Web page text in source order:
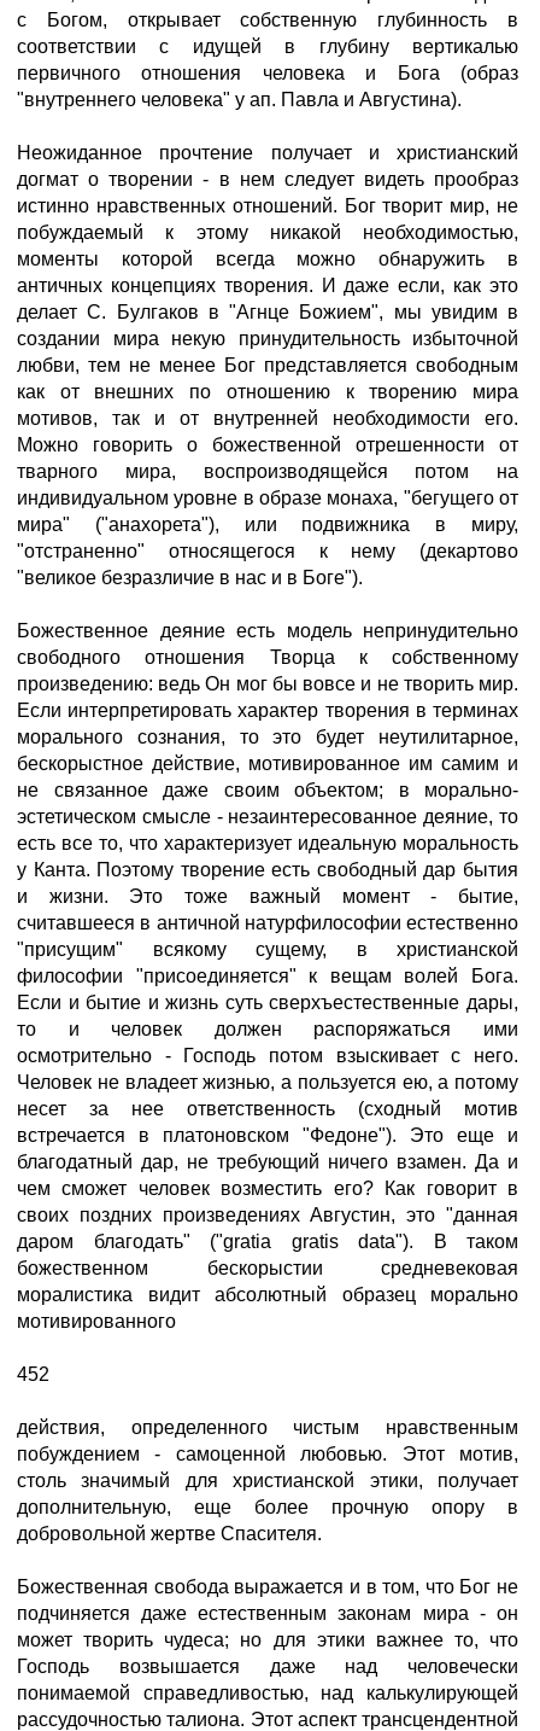
с Богом, открывает собственную глубинность в
соответствии с идущей в глубину вертикалью
первичного отношения человека и Бога (образ
"внутреннего человека" у ап. Павла и Августина).
Неожиданное прочтение получает и христианский
догмат о творении - в нем следует видеть прообраз
истинно нравственных отношений. Бог творит мир, не
побуждаемый к этому никакой необходимостью,
моменты которой всегда можно обнаружить в
античных концепциях творения. И даже если, как это
делает С. Булгаков в "Агнце Божием", мы увидим в
создании мира некую принудительность избыточной
любви, тем не менее Бог представляется свободным
как от внешних по отношению к творению мира
мотивов, так и от внутренней необходимости его.
Можно говорить о божественной отрешенности от
тварного мира, воспроизводящейся потом на
индивидуальном уровне в образе монаха, "бегущего от
мира" ("анахорета"), или подвижника в миру,
"отстраненно" относящегося к нему (декартово
"великое безразличие в нас и в Боге").
Божественное деяние есть модель непринудительно
свободного отношения Творца к собственному
произведению: ведь Он мог бы вовсе и не творить мир.
Если интерпретировать характер творения в терминах
морального сознания, то это будет неутилитарное,
бескорыстное действие, мотивированное им самим и
не связанное даже своим объектом; в морально-
эстетическом смысле - незаинтересованное деяние, то
есть все то, что характеризует идеальную моральность
у Канта. Поэтому творение есть свободный дар бытия
и жизни. Это тоже важный момент - бытие,
считавшееся в античной натурфилософии естественно
"присущим" всякому сущему, в христианской
философии "присоединяется" к вещам волей Бога.
Если и бытие и жизнь суть сверхъестественные дары,
то и человек должен распоряжаться ими
осмотрительно - Господь потом взыскивает с него.
Человек не владеет жизнью, а пользуется ею, а потому
несет за нее ответственность (сходный мотив
встречается в платоновском "Федоне"). Это еще и
благодатный дар, не требующий ничего взамен. Да и
чем сможет человек возместить его? Как говорит в
своих поздних произведениях Августин, это "данная
даром благодать" ("gratia gratis data"). В таком
божественном бескорыстии средневековая
моралистика видит абсолютный образец морально
мотивированного
452
действия, определенного чистым нравственным
побуждением - самоценной любовью. Этот мотив,
столь значимый для христианской этики, получает
дополнительную, еще более прочную опору в
добровольной жертве Спасителя.
Божественная свобода выражается и в том, что Бог не
подчиняется даже естественным законам мира - он
может творить чудеса; но для этики важнее то, что
Господь возвышается даже над человечески
понимаемой справедливостью, над калькулирующей
рассудочностью талиона. Этот аспект трансцендентной